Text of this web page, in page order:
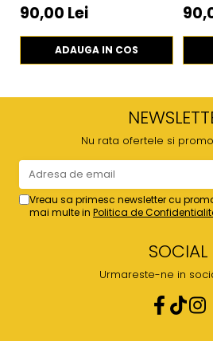
90,00 Lei
ADAUGA IN COS
Nu rata ofertele si
Vreau sa primesc newsletter cu
mai multe in Politica de
SOCIAL
Urmareste-ne in